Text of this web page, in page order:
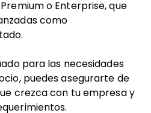
o Enterprise, que
como
para las necesidades
puedes asegurarte de
crezca con tu empresa y